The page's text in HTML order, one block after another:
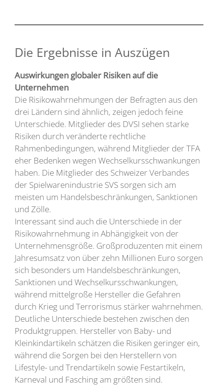
Die Ergebnisse in Auszügen
Auswirkungen globaler Risiken auf die
Unternehmen
Die Risikowahrnehmungen der Befragten aus den
drei Ländern sind ähnlich, zeigen jedoch feine
Unterschiede. Mitglieder des DVSI sehen starke
Risiken durch veränderte rechtliche
Rahmenbedingungen, während Mitglieder der TFA
eher Bedenken wegen Wechselkursschwankungen
haben. Die Mitglieder des Schweizer Verbandes
der Spielwarenindustrie SVS sorgen sich am
meisten um Handelsbeschränkungen, Sanktionen
und Zölle.
Interessant sind auch die Unterschiede in der
Risikowahrnehmung in Abhängigkeit von der
Unternehmensgröße. Großproduzenten mit einem
Jahresumsatz von über zehn Millionen Euro sorgen
sich besonders um Handelsbeschränkungen,
Sanktionen und Wechselkursschwankungen,
während mittelgroße Hersteller die Gefahren
durch Krieg und Terrorismus stärker wahrnehmen.
Deutliche Unterschiede bestehen zwischen den
Produktgruppen. Hersteller von Baby- und
Kleinkindartikeln schätzen die Risiken geringer ein,
während die Sorgen bei den Herstellern von
Lifestyle- und Trendartikeln sowie Festartikeln,
Karneval und Fasching am größten sind.